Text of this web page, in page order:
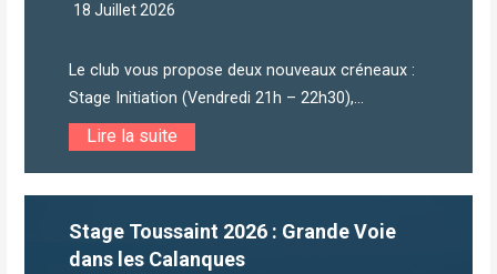
18 Juillet 2026
Le club vous propose deux nouveaux créneaux :
Stage Initiation (Vendredi 21h – 22h30),...
Lire la suite
Stage Toussaint 2026 : Grande Voie
dans les Calanques